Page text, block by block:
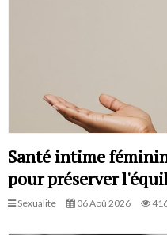
Santé intime
pour préserver
Sexualite 06 Aoû 2026